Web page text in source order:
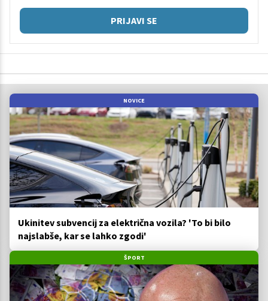
PRIJAVI SE
NOVICE
Ukinitev subvencij za električna vozila? 'To bi bilo
najslabše, kar se lahko zgodi'
ŠPORT